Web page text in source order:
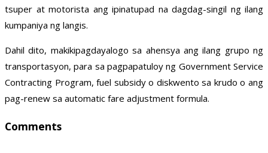
tsuper at motorista ang ipinatupad na dagdag-singil ng ilang
kumpaniya ng langis.
Dahil dito, makikipagdayalogo sa ahensya ang ilang grupo ng
transportasyon, para sa pagpapatuloy ng Government Service
Contracting Program, fuel subsidy o diskwento sa krudo o ang
pag-renew sa automatic fare adjustment formula.
Comments